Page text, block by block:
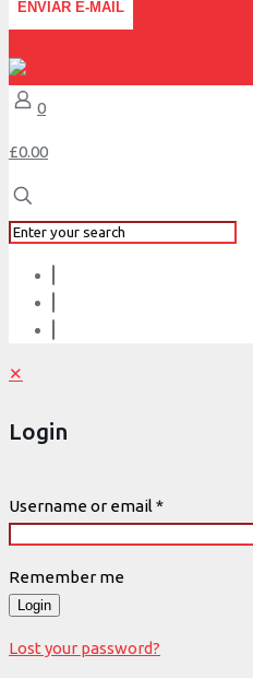
0
£0.00
✕
Login
Username or email *
Remember me
Login
Lost your password?